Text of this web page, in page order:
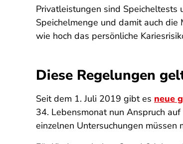
Privatleistungen sind Speicheltests
Speichelmenge und damit auch
wie hoch das persönliche
Diese Regelungen
Seit dem 1. Juli 2019 gibt es neue
34. Lebensmonat nun Anspruch
einzelnen Untersuchungen müssen